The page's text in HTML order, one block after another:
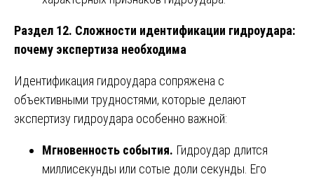
Раздел 12. Сложности идентификации гидроудара:
почему экспертиза необходима
Идентификация гидроудара сопряжена с
объективными трудностями, которые делают
экспертизу гидроудара особенно важной:
Мгновенность события. Гидроудар длится
миллисекунды или сотые доли секунды. Его